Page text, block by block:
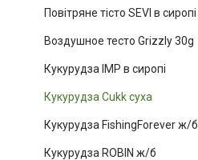
Повітряне тісто SEVI в сиропі
Воздушное тесто Grizzly 30g
Кукурудза IMP в сиропі
Кукурудза Cukk суха
Кукурудза FishingForever ж/б
Кукурудза ROBIN ж/б